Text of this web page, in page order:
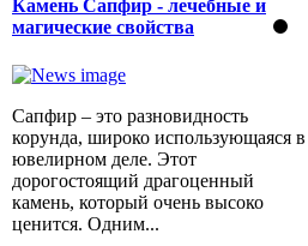
Камень Сапфир - лечебные и
магические свойства
Сапфир – это разновидность
корунда, широко использующаяся в
ювелирном деле. Этот
дорогостоящий драгоценный
камень, который очень высоко
ценится. Одним...